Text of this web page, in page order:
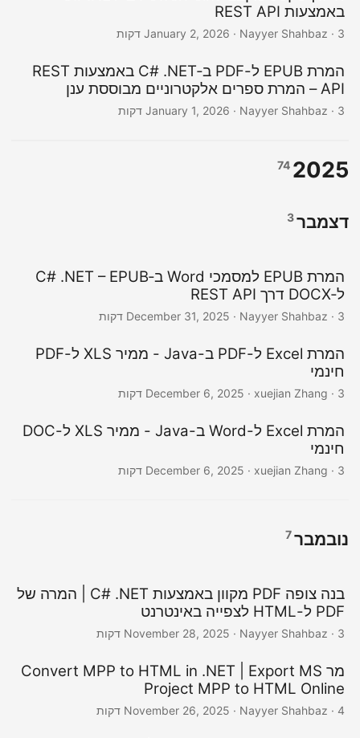
באמצעות REST API
January 2, 2026 · Nayyer Shahbaz · 3 דקות
המרת EPUB ל-PDF ב‑C# .NET באמצעות REST
API – המרת ספרים אלקטרוניים מבוססת ענן
January 1, 2026 · Nayyer Shahbaz · 3 דקות
2025
74
דצמבר3
המרת EPUB למסמכי Word ב‑C# .NET – EPUB
ל‑DOCX דרך REST API
December 31, 2025 · Nayyer Shahbaz · 3 דקות
המרת Excel ל-PDF ב-Java - ממיר XLS ל-PDF
חינמי
December 6, 2025 · xuejian Zhang · 3 דקות
המרת Excel ל-Word ב-Java - ממיר XLS ל-DOC
חינמי
December 6, 2025 · xuejian Zhang · 3 דקות
נובמבר7
בנה צופה PDF מקוון באמצעות C# .NET | המרה של
PDF ל-HTML לצפייה באינטרנט
November 28, 2025 · Nayyer Shahbaz · 3 דקות
מר Convert MPP to HTML in .NET | Export MS
Project MPP to HTML Online
November 26, 2025 · Nayyer Shahbaz · 4 דקות